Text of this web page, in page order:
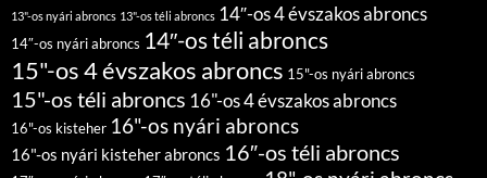
13"-os nyári abroncs 13"-os téli abroncs 14″-os 4 évszakos abroncs
14″-os nyári abroncs 14″-os téli abroncs
15"-os 4 évszakos abroncs 15"-os nyári abroncs
15"-os téli abroncs 16"-os 4 évszakos abroncs
16"-os kisteher 16"-os nyári abroncs
16"-os nyári kisteher abroncs 16″-os téli abroncs